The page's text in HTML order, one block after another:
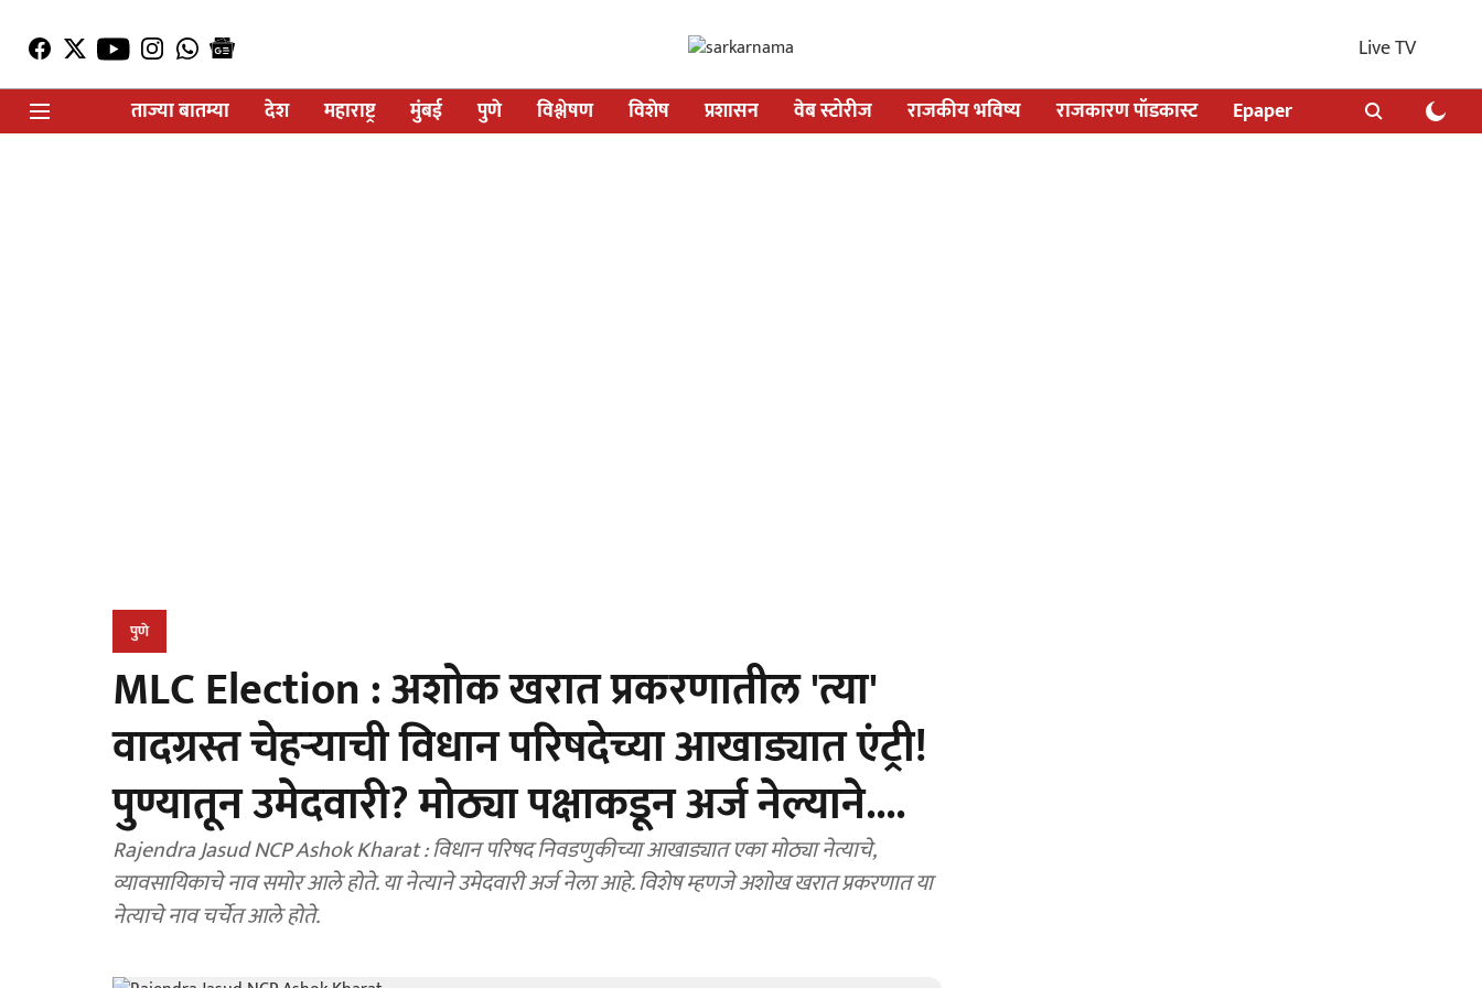
Live TV
ताज्या बातम्या
देश महाराष्ट्र मुंबई पुणे विश्लेषण विशेष प्रशासन वेब स्टोरीज राजकीय भविष्य राजकारण पॉडकास्ट Epaper
पुणे
MLC Election : अशोक खरात प्रकरणातील 'त्या'
वादग्रस्त चेहऱ्याची विधान परिषदेच्या आखाड्यात एंट्री!
पुण्यातून उमेदवारी? मोठ्या पक्षाकडून अर्ज नेल्याने....
Rajendra Jasud NCP Ashok Kharat : विधान परिषद निवडणुकीच्या आखाड्यात एका मोठ्या नेत्याचे,
व्यावसायिकाचे नाव समोर आले होते. या नेत्याने उमेदवारी अर्ज नेला आहे. विशेष म्हणजे अशोख खरात प्रकरणात या
नेत्याचे नाव चर्चेत आले होते.